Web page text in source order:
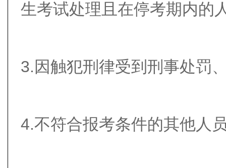
生考试处理且在停考期内的
3.因触犯刑律受到刑事处罚
4.不符合报考条件的其他人